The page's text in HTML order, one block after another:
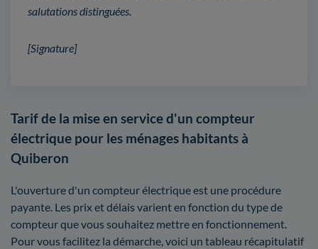
salutations distinguées.
[Signature]
Tarif de la mise en service d'un compteur
électrique pour les ménages habitants à
Quiberon
L'ouverture d'un compteur électrique est une procédure
payante. Les prix et délais varient en fonction du type de
compteur que vous souhaitez mettre en fonctionnement.
Pour vous facilitez la démarche, voici un tableau récapitulatif